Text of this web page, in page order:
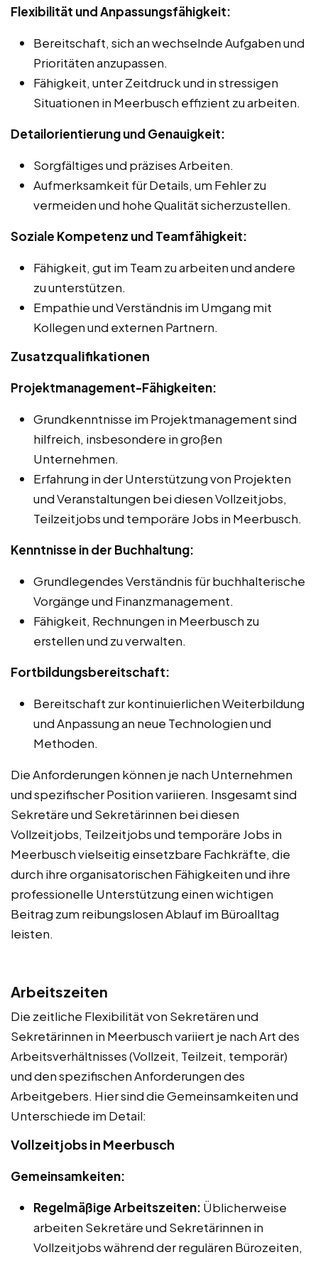
Flexibilität und Anpassungsfähigkeit:
Bereitschaft, sich an wechselnde Aufgaben und
Prioritäten anzupassen.
Fähigkeit, unter Zeitdruck und in stressigen
Situationen in Meerbusch effizient zu arbeiten.
Detailorientierung und Genauigkeit:
Sorgfältiges und präzises Arbeiten.
Aufmerksamkeit für Details, um Fehler zu
vermeiden und hohe Qualität sicherzustellen.
Soziale Kompetenz und Teamfähigkeit:
Fähigkeit, gut im Team zu arbeiten und andere
zu unterstützen.
Empathie und Verständnis im Umgang mit
Kollegen und externen Partnern.
Zusatzqualifikationen
Projektmanagement-Fähigkeiten:
Grundkenntnisse im Projektmanagement sind
hilfreich, insbesondere in großen
Unternehmen.
Erfahrung in der Unterstützung von Projekten
und Veranstaltungen bei diesen Vollzeitjobs,
Teilzeitjobs und temporäre Jobs in Meerbusch.
Kenntnisse in der Buchhaltung:
Grundlegendes Verständnis für buchhalterische
Vorgänge und Finanzmanagement.
Fähigkeit, Rechnungen in Meerbusch zu
erstellen und zu verwalten.
Fortbildungsbereitschaft:
Bereitschaft zur kontinuierlichen Weiterbildung
und Anpassung an neue Technologien und
Methoden.
Die Anforderungen können je nach Unternehmen
und spezifischer Position variieren. Insgesamt sind
Sekretäre und Sekretärinnen bei diesen
Vollzeitjobs, Teilzeitjobs und temporäre Jobs in
Meerbusch vielseitig einsetzbare Fachkräfte, die
durch ihre organisatorischen Fähigkeiten und ihre
professionelle Unterstützung einen wichtigen
Beitrag zum reibungslosen Ablauf im Büroalltag
leisten.
Arbeitszeiten
Die zeitliche Flexibilität von Sekretären und
Sekretärinnen in Meerbusch variiert je nach Art des
Arbeitsverhältnisses (Vollzeit, Teilzeit, temporär)
und den spezifischen Anforderungen des
Arbeitgebers. Hier sind die Gemeinsamkeiten und
Unterschiede im Detail:
Vollzeitjobs in Meerbusch
Gemeinsamkeiten:
Regelmäßige Arbeitszeiten: Üblicherweise
arbeiten Sekretäre und Sekretärinnen in
Vollzeitjobs während der regulären Bürozeiten,